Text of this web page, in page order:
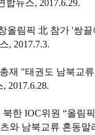
합뉴스, 2017.6.29.
올림픽 北 참가 '쌍
, 2017.7.3.
재 "태권도 남북교
2017.6.28.
북한 IOC위원 “올림
와 남북교류 혼동말